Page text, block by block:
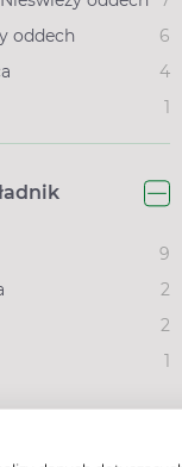
oddech
6
4
1
9
2
2
1